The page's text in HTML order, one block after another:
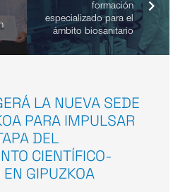
formación
especializado para el
ámbito biosanitario
LA NUEVA SEDE
PARA IMPULSAR
DEL
CIENTÍFICO-
GIPUZKOA